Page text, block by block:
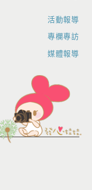
活動報導
專欄專訪
媒體報導